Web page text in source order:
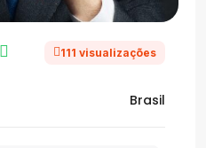
111 visualizações
Brasil